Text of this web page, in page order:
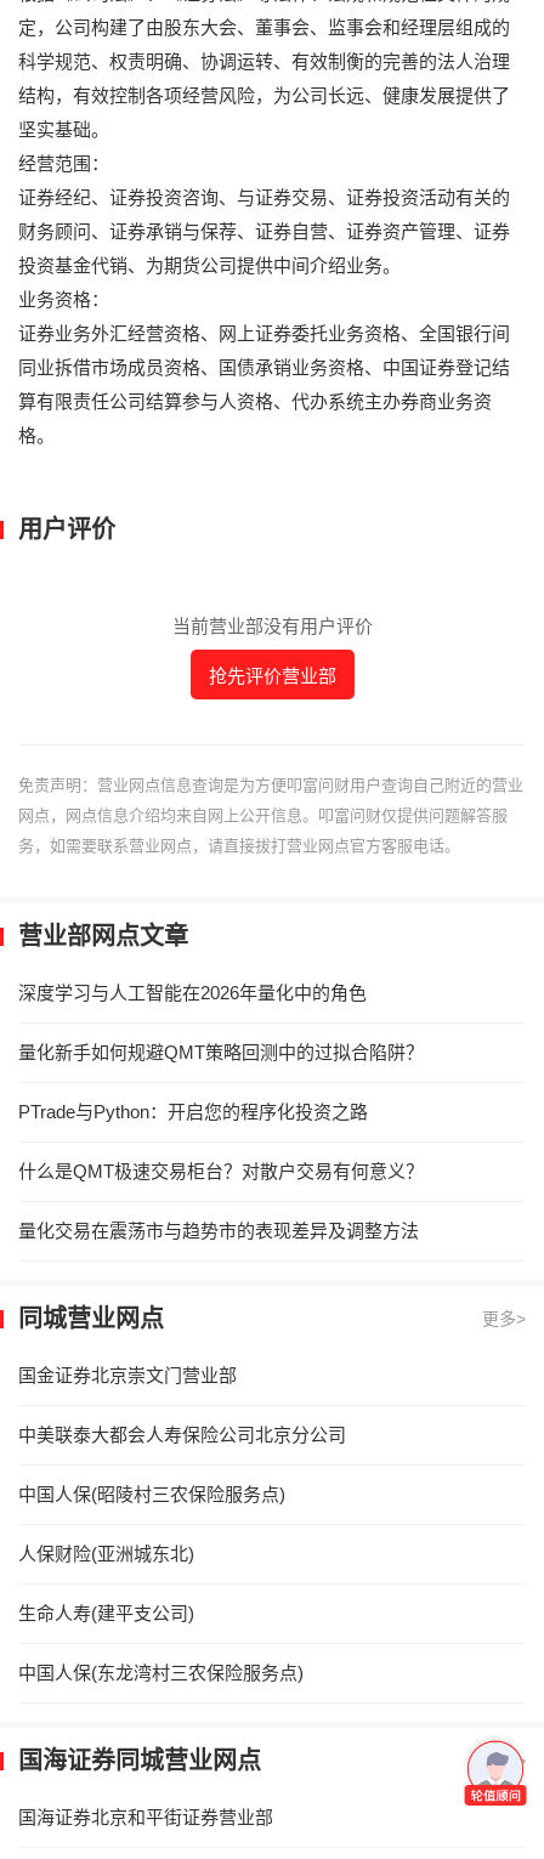
定，公司构建了由股东大会、董事会、监事会和经理层组成的
科学规范、权责明确、协调运转、有效制衡的完善的法人治理
结构，有效控制各项经营风险，为公司长远、健康发展提供了
坚实基础。
经营范围：
证券经纪、证券投资咨询、与证券交易、证券投资活动有关的
财务顾问、证券承销与保荐、证券自营、证券资产管理、证券
投资基金代销、为期货公司提供中间介绍业务。
业务资格：
证券业务外汇经营资格、网上证券委托业务资格、全国银行间
同业拆借市场成员资格、国债承销业务资格、中国证券登记结
算有限责任公司结算参与人资格、代办系统主办券商业务资
格。
用户评价
当前营业部没有用户评价
抢先评价营业部
免责声明：营业网点信息查询是为方便叩富问财用户查询自己附近的营业
网点，网点信息介绍均来自网上公开信息。叩富问财仅提供问题解答服
务，如需要联系营业网点，请直接拔打营业网点官方客服电话。
营业部网点文章
深度学习与人工智能在2026年量化中的角色
量化新手如何规避QMT策略回测中的过拟合陷阱？
PTrade与Python：开启您的程序化投资之路
什么是QMT极速交易柜台？对散户交易有何意义？
量化交易在震荡市与趋势市的表现差异及调整方法
同城营业网点 更多>
国金证券北京崇文门营业部
中美联泰大都会人寿保险公司北京分公司
中国人保(昭陵村三农保险服务点)
人保财险(亚洲城东北)
生命人寿(建平支公司)
中国人保(东龙湾村三农保险服务点)
国海证券同城营业网点 更多>
国海证券北京和平街证券营业部